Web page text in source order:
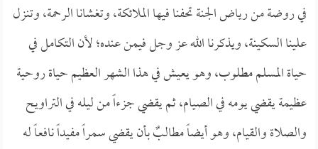
في روضة من رياض الجنة تحفنا فيها الملائكة، وتغشانا الرحمة، وتنزل
علينا السكينة، ويذكرنا الله عز وجل فيمن عنده؛ لأن التكامل في
حياة المسلم مطلوب، وهو يعيش في هذا الشهر العظيم حياة روحية
عظيمة يقضي يومه في الصيام، ثم يقضي جزءاً من ليله في التراويح
والصلاة والقيام، وهو أيضاً مطالبٌ بأن يقضي سمراً مفيداً نافعاً له